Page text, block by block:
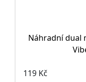
Náhradní dual
119 Kč